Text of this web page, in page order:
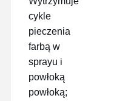
cykle
pieczenia
farbą w
sprayu i
powłoką
powłoką;